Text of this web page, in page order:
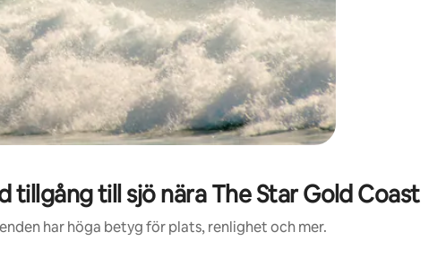
tillgång till sjö nära The Star Gold Coast
har höga betyg för plats, renlighet och mer.